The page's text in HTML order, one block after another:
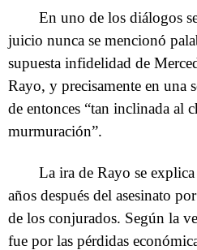
En uno de los diálogos
juicio nunca se mencionó
supuesta infidelidad de
Rayo, y precisamente en una
de entonces “tan inclinada al
murmuración”.
La ira de Rayo se
años después del asesinato
de los conjurados. Según la
fue por las pérdidas